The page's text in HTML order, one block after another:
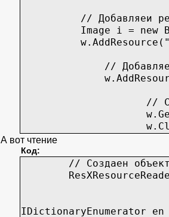
// Добавляеи
Image i = new
// Добавляем
// Сохраняем
А вот чтение
Код:
// Создаен объект
ResXResourceReader r
IDictionaryEnumerator